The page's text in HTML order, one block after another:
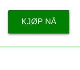
KJØP NÅ